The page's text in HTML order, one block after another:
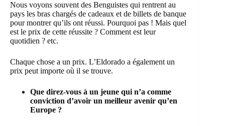
Nous voyons souvent des Benguistes qui rentrent au
pays les bras chargés de cadeaux et de billets de banque
pour montrer qu’ils ont réussi. Pourquoi pas ! Mais quel
est le prix de cette réussite ? Comment est leur
quotidien ? etc.
Chaque chose a un prix. L’Eldorado a également un
prix peut importe où il se trouve.
Que direz-vous à un jeune qui n’a comme
conviction d’avoir un meilleur avenir qu’en
Europe ?